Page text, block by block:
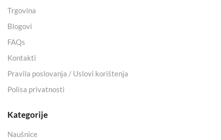
Trgovina
Blogovi
FAQs
Kontakti
Pravila poslovanja / Uslovi korištenja
Polisa privatnosti
Kategorije
Naušnice